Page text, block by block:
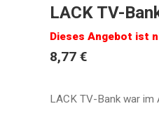
LACK TV-
Dieses Angebot ist
8,77 €
LACK TV-Bank war im